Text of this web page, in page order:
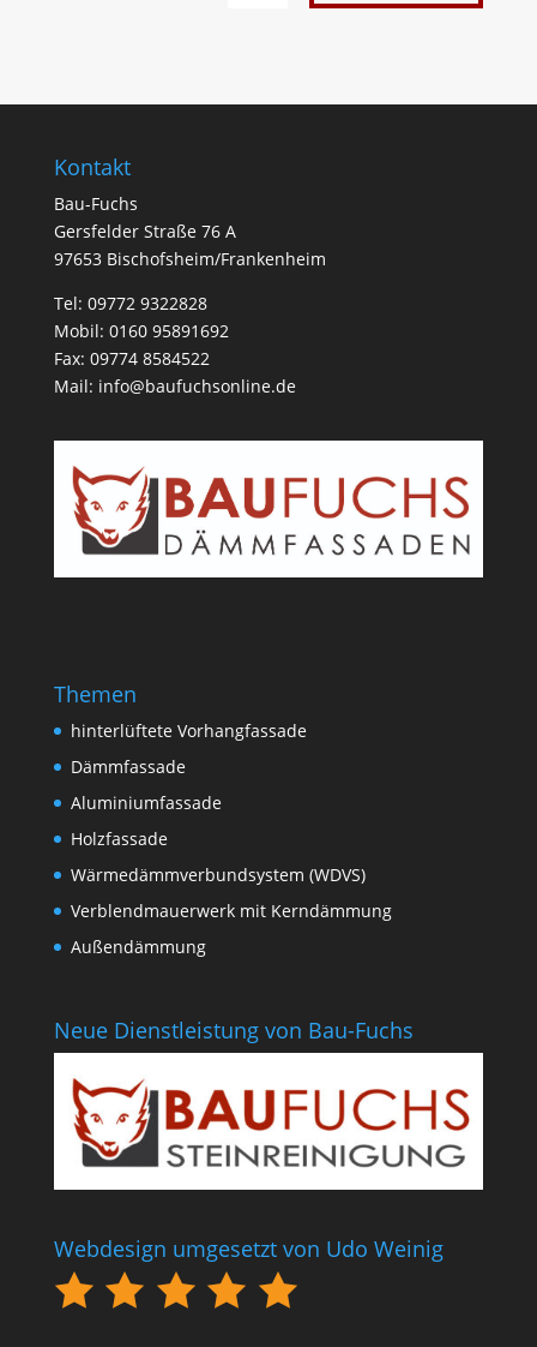
Kontakt
Bau-Fuchs
Gersfelder Straße 76 A
97653 Bischofsheim/Frankenheim
Tel: 09772 9322828
Mobil: 0160 95891692
Fax: 09774 8584522
Mail: info@baufuchsonline.de
Themen
hinterlüftete Vorhangfassade
Dämmfassade
Aluminiumfassade
Holzfassade
Wärmedämmverbundsystem (WDVS)
Verblendmauerwerk mit Kerndämmung
Außendämmung
Neue Dienstleistung von Bau-Fuchs
Webdesign umgesetzt von Udo Weinig